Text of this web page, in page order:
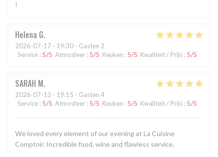
!
Helena G
2026-07-17 - 19:30 - Gasten 2
Service : 5/5 Atmosfeer : 5/5 Keuken : 5/5 Kwaliteit / Prijs : 5/5
SARAH M
2026-07-13 - 19:15 - Gasten 4
Service : 5/5 Atmosfeer : 5/5 Keuken : 5/5 Kwaliteit / Prijs : 5/5
We loved every element of our evening at La Cuisine
Comptoir. Incredible food, wine and flawless service.